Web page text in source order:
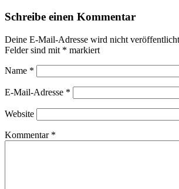
Schreibe einen Kommentar
Deine E-Mail-Adresse wird nicht
Felder sind mit * markiert
Name *
E-Mail-Adresse *
Website
Kommentar *